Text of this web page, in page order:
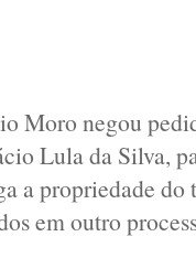
Moro negou
Lula da Silva,
a propriedade
em outro